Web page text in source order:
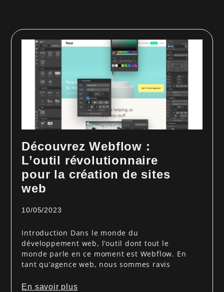
Découvrez Webflow :
L’outil révolutionnaire
pour la création de sites
web
10/05/2023
Introduction Dans le monde du
développement web, l’outil dont tout le
monde parle en ce moment est Webflow. En
tant qu’agence web, nous sommes ravis
En savoir plus